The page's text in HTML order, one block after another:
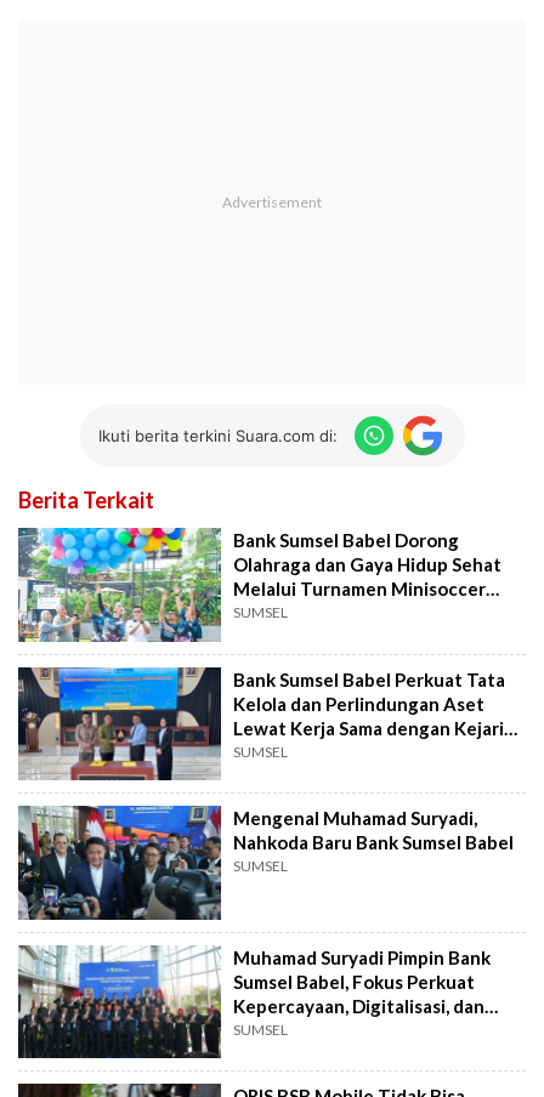
Ikuti berita terkini Suara.com di:
Berita Terkait
Bank Sumsel Babel Dorong
Olahraga dan Gaya Hidup Sehat
Melalui Turnamen Minisoccer
Palembang
SUMSEL
Bank Sumsel Babel Perkuat Tata
Kelola dan Perlindungan Aset
Lewat Kerja Sama dengan Kejari
PALI
SUMSEL
Mengenal Muhamad Suryadi,
Nahkoda Baru Bank Sumsel Babel
SUMSEL
Muhamad Suryadi Pimpin Bank
Sumsel Babel, Fokus Perkuat
Kepercayaan, Digitalisasi, dan
UMKM
SUMSEL